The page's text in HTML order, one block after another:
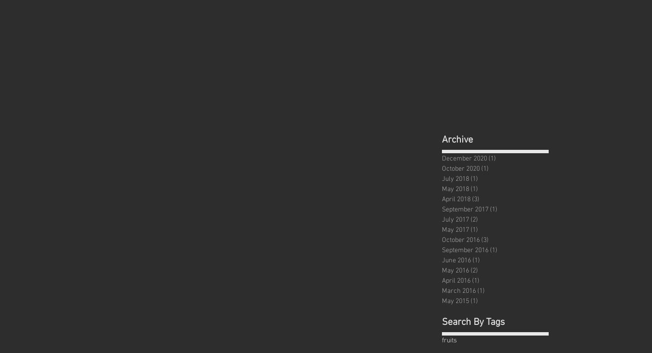
Archive
December 2020 (1)
October 2020 (1)
July 2018 (1)
May 2018 (1)
April 2018 (3)
September 2017 (1)
July 2017 (2)
May 2017 (1)
October 2016 (3)
September 2016 (1)
June 2016 (1)
May 2016 (2)
April 2016 (1)
March 2016 (1)
May 2015 (1)
Search By Tags
fruits